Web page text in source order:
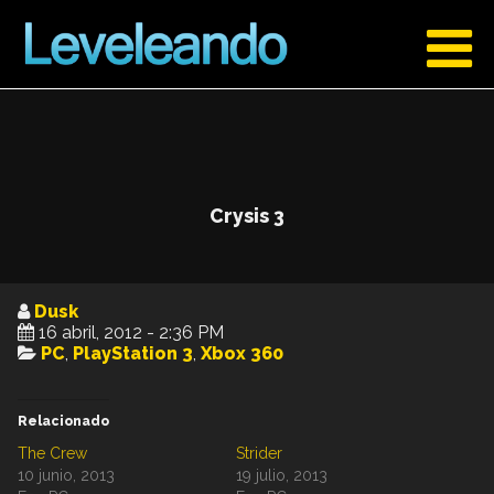
Crysis 3
Dusk
16 abril, 2012 - 2:36 PM
PC PlayStation 3 Xbox 360
Relacionado
The Crew
10 junio, 2013
Strider
19 julio, 2013